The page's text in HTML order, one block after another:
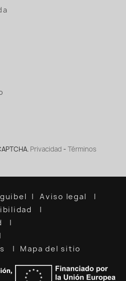
Privacidad - Términos
Aviso legal
Mapa del sitio